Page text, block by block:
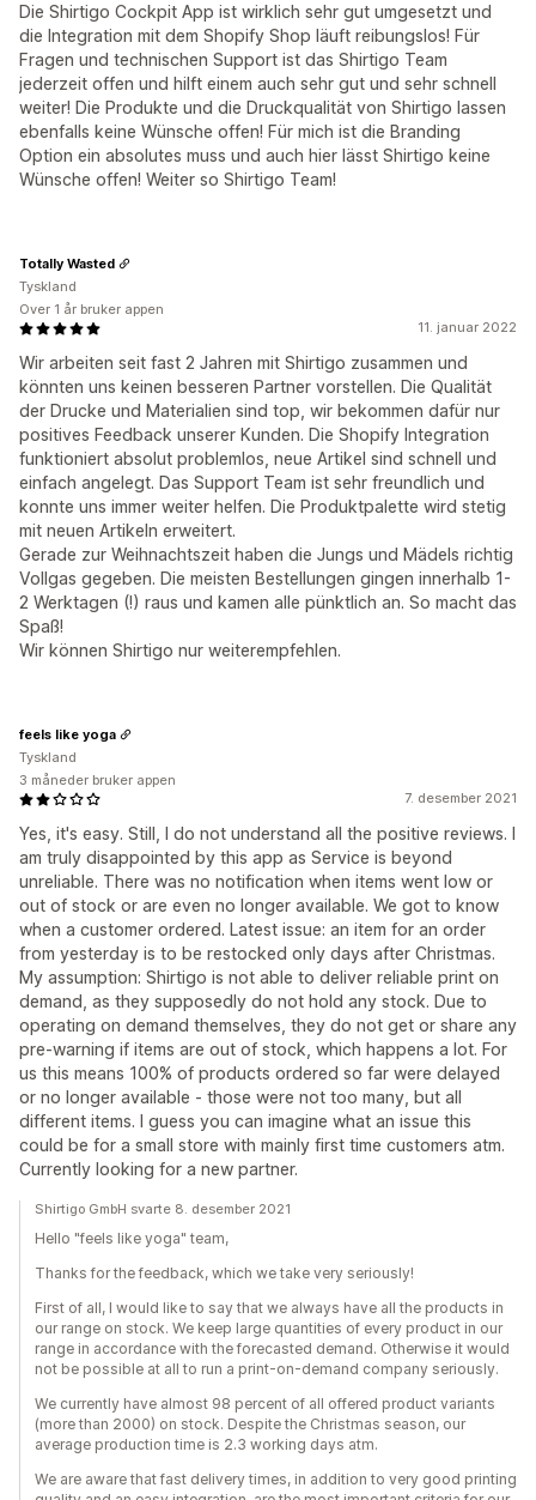
Die Shirtigo Cockpit App ist wirklich sehr gut umgesetzt und
die Integration mit dem Shopify Shop läuft reibungslos! Für
Fragen und technischen Support ist das Shirtigo Team
jederzeit offen und hilft einem auch sehr gut und sehr schnell
weiter! Die Produkte und die Druckqualität von Shirtigo lassen
ebenfalls keine Wünsche offen! Für mich ist die Branding
Option ein absolutes muss und auch hier lässt Shirtigo keine
Wünsche offen! Weiter so Shirtigo Team!
11. januar 2022
Wir arbeiten seit fast 2 Jahren mit Shirtigo zusammen und
könnten uns keinen besseren Partner vorstellen. Die Qualität
der Drucke und Materialien sind top, wir bekommen dafür nur
positives Feedback unserer Kunden. Die Shopify Integration
funktioniert absolut problemlos, neue Artikel sind schnell und
einfach angelegt. Das Support Team ist sehr freundlich und
konnte uns immer weiter helfen. Die Produktpalette wird stetig
mit neuen Artikeln erweitert.
Gerade zur Weihnachtszeit haben die Jungs und Mädels richtig
Vollgas gegeben. Die meisten Bestellungen gingen innerhalb 1-
2 Werktagen (!) raus und kamen alle pünktlich an. So macht das
Spaß!
Wir können Shirtigo nur weiterempfehlen.
Totally Wasted
Tyskland
Over 1 år bruker appen
7. desember 2021
Yes, it's easy. Still, I do not understand all the positive reviews. I
am truly disappointed by this app as Service is beyond
unreliable. There was no notification when items went low or
out of stock or are even no longer available. We got to know
when a customer ordered. Latest issue: an item for an order
from yesterday is to be restocked only days after Christmas.
My assumption: Shirtigo is not able to deliver reliable print on
demand, as they supposedly do not hold any stock. Due to
operating on demand themselves, they do not get or share any
pre-warning if items are out of stock, which happens a lot. For
us this means 100% of products ordered so far were delayed
or no longer available - those were not too many, but all
different items. I guess you can imagine what an issue this
could be for a small store with mainly first time customers atm.
Currently looking for a new partner.
feels like yoga
Tyskland
3 måneder bruker appen
Shirtigo GmbH svarte 8. desember 2021
Hello "feels like yoga" team,
Thanks for the feedback, which we take very seriously!
First of all, I would like to say that we always have all the products in
our range on stock. We keep large quantities of every product in our
range in accordance with the forecasted demand. Otherwise it would
not be possible at all to run a print-on-demand company seriously.
We currently have almost 98 percent of all offered product variants
(more than 2000) on stock. Despite the Christmas season, our
average production time is 2.3 working days atm.
We are aware that fast delivery times, in addition to very good printing